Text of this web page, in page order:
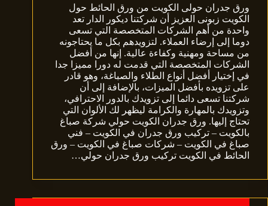
ورق جدران حولى الكويت من ورق الحائط حول
الكويت زبونى العزيز أن شركتنا ديكور الدار تعد
واحدة من أهم الشركات المتخصصة التي تسعى
دوما إلى إرضاء العملاء. لتزويدهم بكل ما يحتاجونه
من مساحة ومهنية وكفاءة عالية. إنها من أفضل
الشركات المتخصصة التي قدمت له دورا مميزا جدا
في إختيار أفضل أنواع الطلاء والصباغة، وهو قادر
على تزويده بأفضل الميزات، بالإضافة إلى أن
شركتنا تسعى دائما إلى تزويدك بالدور الاحترافي،
وتزويدك بالمهارة والكرامة ليظهر لك الألوان التي
تحتاج إليها. ورق جدران الكويت حولي شركة صباغ
بالكويت – تركيب ورق جدران في الكويت – فني
صباغ في الكويت – شركات صباغ في الكويت – ورق
الحائط في الكويت تركيب ورق جدران حولي…